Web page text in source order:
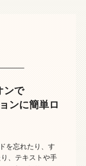
ンで
ンに簡単ロ
を忘れたり、す
、テキストや手